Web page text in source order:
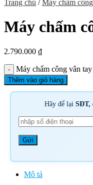
Trang chủ / Máy chấm công
Máy chấm
2.790.000 ₫
Máy chấm công vân
Thêm vào giỏ hàng
Hãy để lạiSĐT,
Mô tả